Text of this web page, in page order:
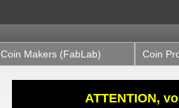
Coin Makers (FabLab) Coin
ATTENTION,